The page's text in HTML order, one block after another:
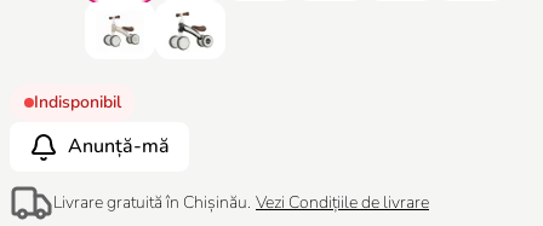
Indisponibil
Anunță-mă
Livrare gratuită în Chișinău. Vezi Condițiile de livrare